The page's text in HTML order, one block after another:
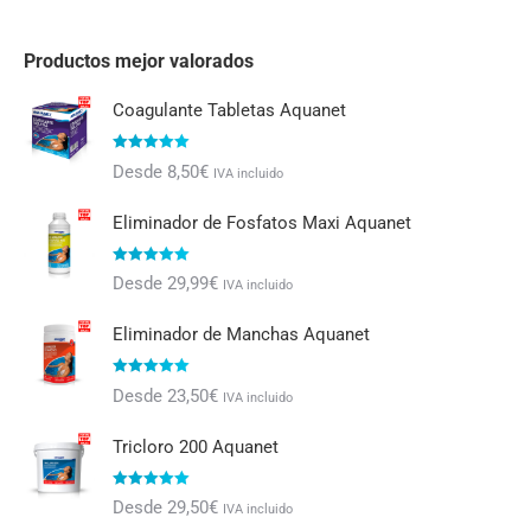
Productos mejor valorados
Coagulante Tabletas Aquanet
Valorado con
5.00de 5
Desde 8,50€ IVA incluido
Eliminador de Fosfatos Maxi Aquanet
Valorado con
5.00de 5
Desde 29,99€ IVA incluido
Eliminador de Manchas Aquanet
Valorado con
5.00de 5
Desde 23,50€ IVA incluido
Tricloro 200 Aquanet
Valorado con
5.00de 5
Desde 29,50€ IVA incluido